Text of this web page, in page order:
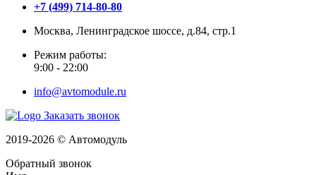
+7 (499) 714-80-80
Москва, Ленинградское шоссе, д.84, стр.1
Режим работы:
9:00 - 22:00
info@avtomodule.ru
Заказать звонок
2019-2026 © Автомодуль
Обратный звонок